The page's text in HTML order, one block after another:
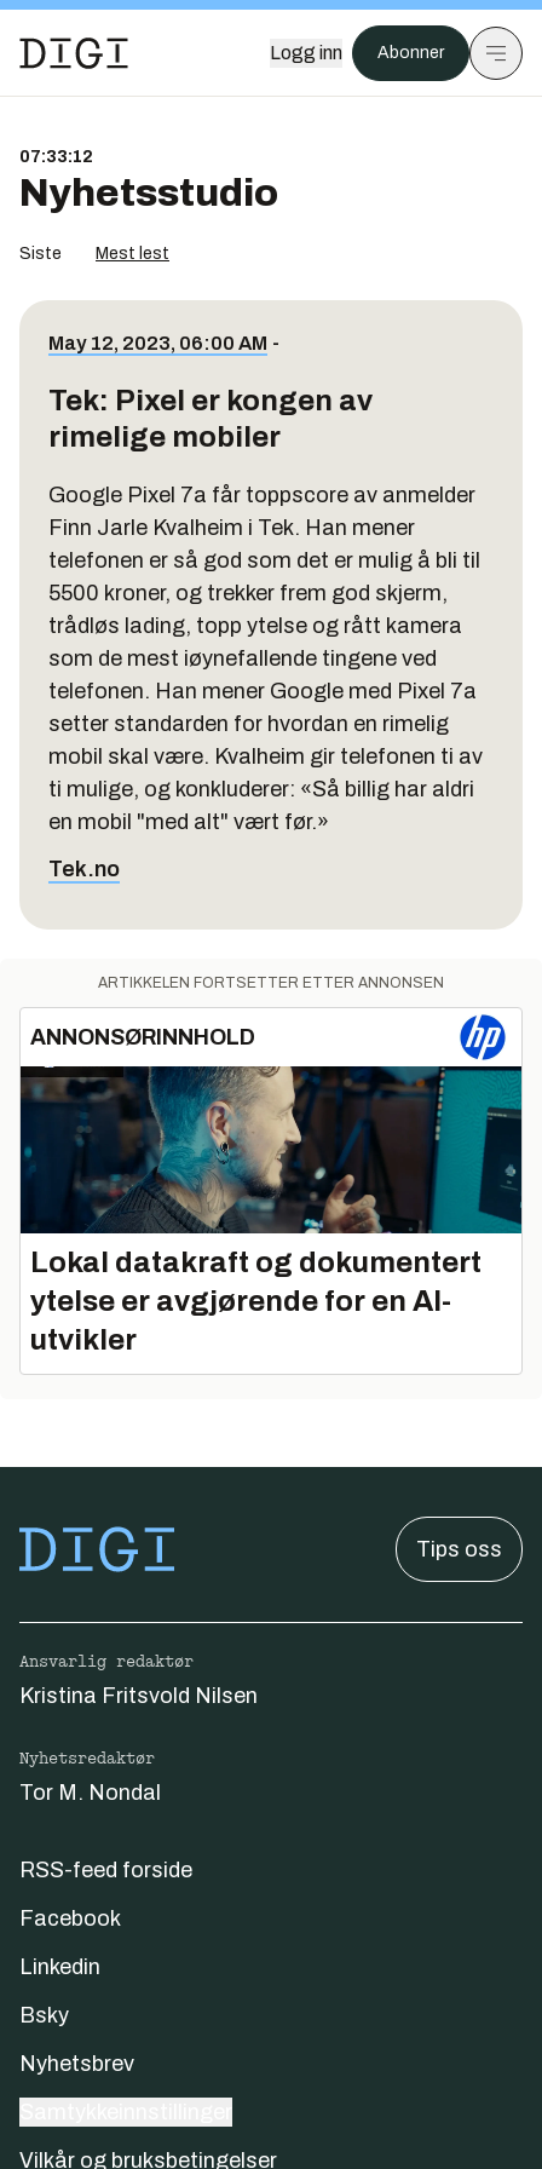
Logg inn Abonner
07:33:12
Nyhetsstudio
Siste Mest lest
May 12, 2023, 06:00 AM -
Tek: Pixel er kongen av
rimelige mobiler
Google Pixel 7a får toppscore av anmelder
Finn Jarle Kvalheim i Tek. Han mener
telefonen er så god som det er mulig å bli til
5500 kroner, og trekker frem god skjerm,
trådløs lading, topp ytelse og rått kamera
som de mest iøynefallende tingene ved
telefonen. Han mener Google med Pixel 7a
setter standarden for hvordan en rimelig
mobil skal være. Kvalheim gir telefonen ti av
ti mulige, og konkluderer: «Så billig har aldri
en mobil "med alt" vært før.»
Tek.no
ARTIKKELEN FORTSETTER ETTER ANNONSEN
ANNONSØRINNHOLD
Lokal datakraft og dokumentert
ytelse er avgjørende for en AI-
utvikler
Tips oss
Ansvarlig redaktør
Kristina Fritsvold Nilsen
Nyhetsredaktør
Tor M. Nondal
RSS-feed forside
Facebook
Linkedin
Bsky
Nyhetsbrev
Vilkår og bruksbetingelser